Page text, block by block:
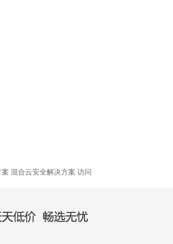
案 混合云安全解决方案 访问
价，畅选无忧